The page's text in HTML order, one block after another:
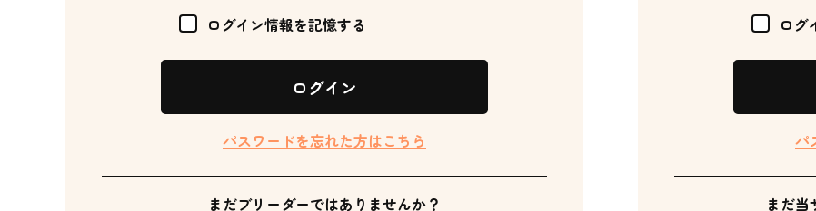
ログイン情報を記憶する
ログイン
パスワードを忘れた方はこちら
まだブリーダーではありませんか？
ログ
パ
まだ当